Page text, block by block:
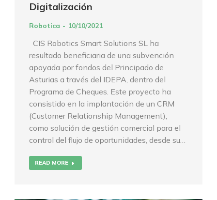
Digitalización
Robotica 10/10/2021
CIS Robotics Smart Solutions SL ha
resultado beneficiaria de una subvención
apoyada por fondos del Principado de
Asturias a través del IDEPA, dentro del
Programa de Cheques. Este proyecto ha
consistido en la implantación de un CRM
(Customer Relationship Management),
como solución de gestión comercial para el
control del flujo de oportunidades, desde su…
READ MORE